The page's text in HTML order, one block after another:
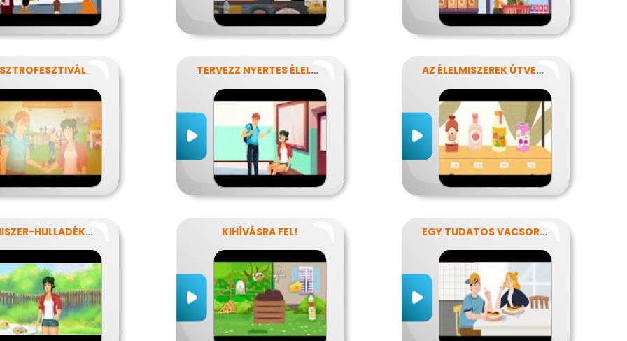
TERVEZZ NYERTES ÉLELMISZER-CSOMAGOLÁST! AZ ÉLELMISZEREK ÚTVESZTŐJÉBEN
ÉLELMISZER-HULLADÉKOK KIHÍVÁSRA FEL! EGY TUDATOS VACSORA RECEPTJE